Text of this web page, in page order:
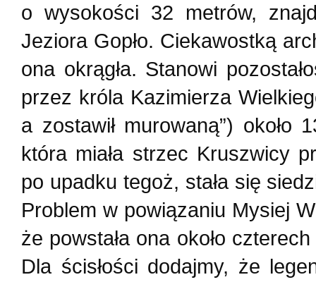
o wysokości 32 metrów,
Jeziora Gopło. Ciekawostką
ona okrągła. Stanowi
przez króla Kazimierza
a zostawił murowaną”) około
która miała strzec Kruszwicy
po upadku tegoż, stała się
Problem w powiązaniu Mysiej
że powstała ona około
Dla ścisłości dodajmy, że